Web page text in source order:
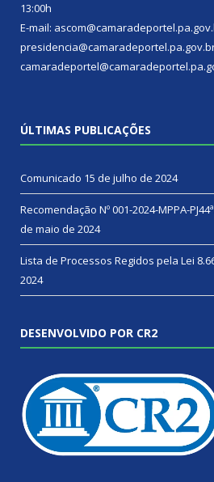
13:00h
E-mail:
ÚLTIMAS PUBLICAÇÕES
Comunicado 15 de julho de 2024
Recomendação Nº 001-2024-MPPA-
de maio de 2024
Lista de Processos Regidos pela Lei
2024
DESENVOLVIDO POR CR2